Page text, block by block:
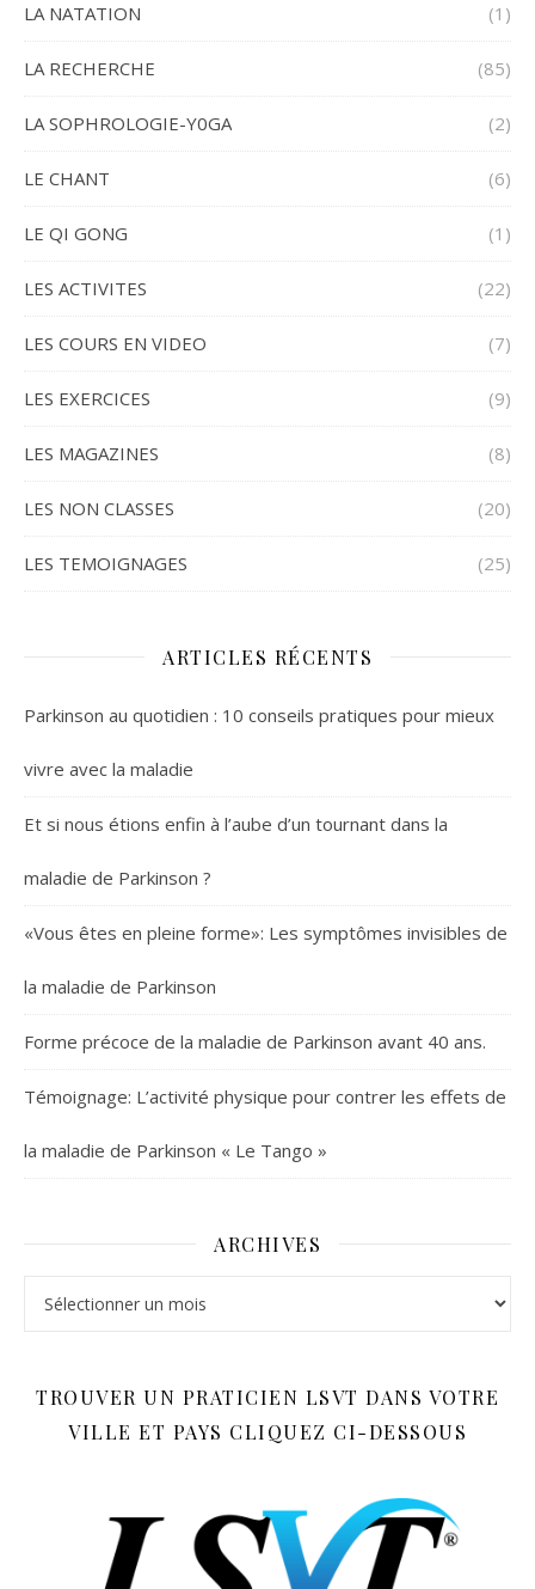
LA NATATION (1)
LA RECHERCHE (85)
LA SOPHROLOGIE-Y0GA (2)
LE CHANT (6)
LE QI GONG (1)
LES ACTIVITES (22)
LES COURS EN VIDEO (7)
LES EXERCICES (9)
LES MAGAZINES (8)
LES NON CLASSES (20)
LES TEMOIGNAGES (25)
ARTICLES RÉCENTS
Parkinson au quotidien : 10 conseils pratiques pour mieux
vivre avec la maladie
Et si nous étions enfin à l’aube d’un tournant dans la
maladie de Parkinson ?
«Vous êtes en pleine forme»: Les symptômes invisibles de
la maladie de Parkinson
Forme précoce de la maladie de Parkinson avant 40 ans.
Témoignage: L’activité physique pour contrer les effets de
la maladie de Parkinson « Le Tango »
ARCHIVES
TROUVER UN PRATICIEN LSVT DANS VOTRE
VILLE ET PAYS CLIQUEZ CI-DESSOUS